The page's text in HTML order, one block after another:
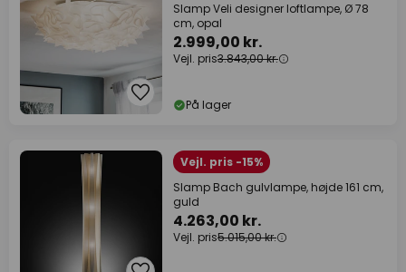
Slamp Veli designer loftlampe, Ø 78
cm, opal
2.999,00 kr.
Vejl. pris3.843,00 kr.
På lager
Vejl. pris -15%
Slamp Bach gulvlampe, højde 161 cm,
guld
4.263,00 kr.
Vejl. pris5.015,00 kr.